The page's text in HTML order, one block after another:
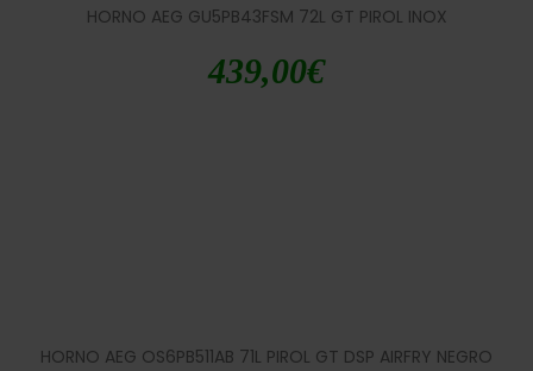
HORNO AEG GU5PB43FSM 72L GT PIROL INOX
439,00€
HORNO AEG OS6PB511AB 71L PIROL GT DSP AIRFRY NEGRO